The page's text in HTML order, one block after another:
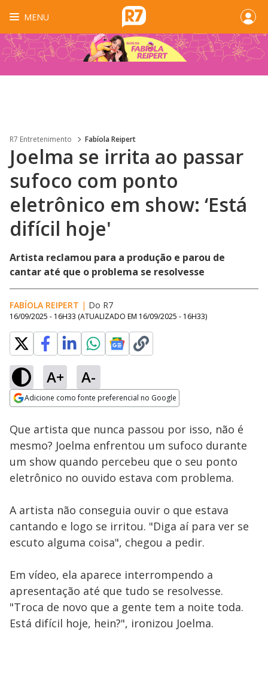
MENU
R7 Entretenimento Fabíola Reipert
Joelma se irrita ao passar
sufoco com ponto
eletrônico em show: ‘Está
difícil hoje'
Artista reclamou para a produção e parou de
cantar até que o problema se resolvesse
FABÍOLA REIPERT | Do R7
16/09/2025 - 16H33 (ATUALIZADO EM 16/09/2025 - 16H33)
A+ A-
Adicione como fonte preferencial no Google
Ativar
89.01%
Que artista que nunca passou por isso, não é
mesmo? Joelma enfrentou um sufoco durante
um show quando percebeu que o seu ponto
eletrônico no ouvido estava com problema.
A artista não conseguia ouvir o que estava
cantando e logo se irritou. "Diga aí para ver se
escuto alguma coisa", chegou a pedir.
Em vídeo, ela aparece interrompendo a
apresentação até que tudo se resolvesse.
"Troca de novo que a gente tem a noite toda.
Está difícil hoje, hein?", ironizou Joelma.